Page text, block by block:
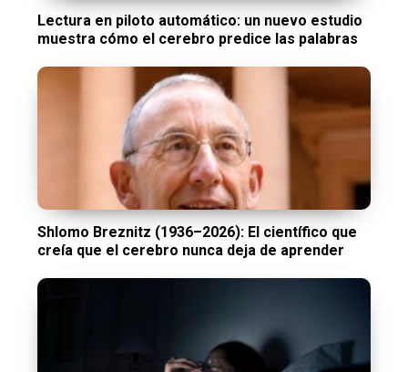
Lectura en piloto automático: un nuevo estudio
muestra cómo el cerebro predice las palabras
Shlomo Breznitz (1936–2026): El científico que
creía que el cerebro nunca deja de aprender